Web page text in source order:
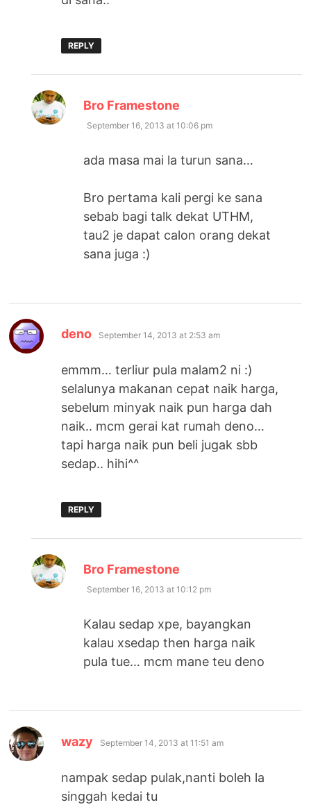
REPLY
Bro Framestone
September 16, 2013 at 10:06 pm
ada masa mai la turun sana…
Bro pertama kali pergi ke sana
sebab bagi talk dekat UTHM,
tau2 je dapat calon orang dekat
sana juga :)
deno says:
September 14, 2013 at 2:53 am
emmm… terliur pula malam2 ni :)
selalunya makanan cepat naik harga,
sebelum minyak naik pun harga dah
naik.. mcm gerai kat rumah deno…
tapi harga naik pun beli jugak sbb
sedap.. hihi^^
REPLY
Bro Framestone
September 16, 2013 at 10:12 pm
Kalau sedap xpe, bayangkan
kalau xsedap then harga naik
pula tue… mcm mane teu deno
wazy says:
September 14, 2013 at 11:51 am
nampak sedap pulak,nanti boleh la
singgah kedai tu